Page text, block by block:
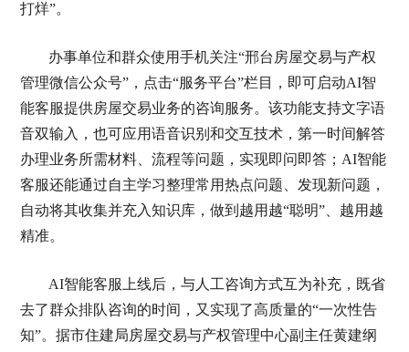
打烊”。
办事单位和群众使用手机关注“邢台房屋交易与产权
管理微信公众号”，点击“服务平台”栏目，即可启动AI智
能客服提供房屋交易业务的咨询服务。该功能支持文字语
音双输入，也可应用语音识别和交互技术，第一时间解答
办理业务所需材料、流程等问题，实现即问即答；AI智能
客服还能通过自主学习整理常用热点问题、发现新问题，
自动将其收集并充入知识库，做到越用越“聪明”、越用越
精准。
AI智能客服上线后，与人工咨询方式互为补充，既省
去了群众排队咨询的时间，又实现了高质量的“一次性告
知”。据市住建局房屋交易与产权管理中心副主任黄建纲